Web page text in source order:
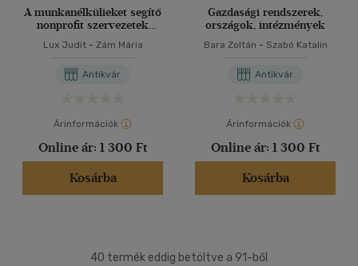
A munkanélkülieket segítő
nonprofit szervezetek
Lux Judit- Zám Mária
Antikvár
Árinformációk
Online ár: 1 300 Ft
Kosárba
Gazdasági rendszerek,
országok, intézmények
Bara Zoltán - Szabó Katalin
Antikvár
Árinformációk
Online ár: 1 300 Ft
Kosárba
40 termék eddig betöltve a 91-ből